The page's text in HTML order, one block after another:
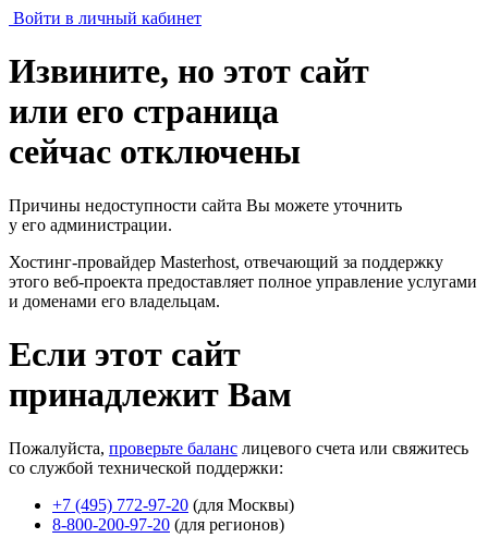
Войти в личный кабинет
Извините, но этот сайт
или его страница
сейчас отключены
Причины недоступности сайта Вы можете уточнить
у его администрации.
Хостинг-провайдер Masterhost, отвечающий за поддержку
этого веб-проекта предоставляет полное управление услугами
и доменами его владельцам.
Если этот сайт
принадлежит Вам
Пожалуйста, проверьте баланс лицевого счета или свяжитесь
со службой технической поддержки:
+7 (495) 772-97-20 (для Москвы)
8-800-200-97-20 (для регионов)